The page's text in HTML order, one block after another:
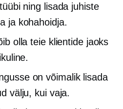
ning lisada juhiste
ja kohahoidja.
olla teie klientide jaoks
on võimalik lisada
välju, kui vaja.